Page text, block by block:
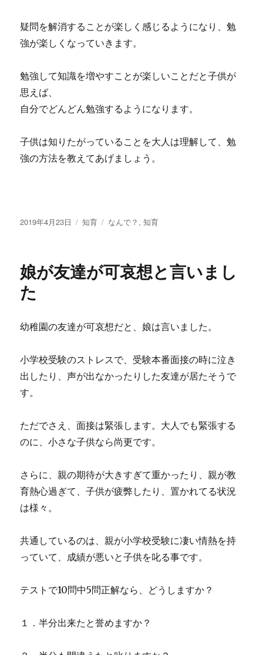
疑問を解消することが楽しく感じるようになり、勉
強が楽しくなっていきます。
勉強して知識を増やすことが楽しいことだと子供が
思えば、
自分でどんどん勉強するようになります。
子供は知りたがっていることを大人は理解して、勉
強の方法を教えてあげましょう。
投
2019年4月23日
カ
ー
知育
タ
なんで？ ,知育
娘が友達が可哀想と言いまし
た
幼稚園の友達が可哀想だと、娘は言いました。
小学校受験のストレスで、受験本番面接の時に泣き
出したり、声が出なかったりした友達が居たそうで
す。
ただでさえ、面接は緊張します。大人でも緊張する
のに、小さな子供なら尚更です。
さらに、親の期待が大きすぎて重かったり、親が教
育熱心過ぎて、子供が疲弊したり、置かれてる状況
は様々。
共通しているのは、親が小学校受験に凄い情熱を持
っていて、成績が悪いと子供を叱る事です。
テストで10問中5問正解なら、どうしますか？
１．半分出来たと誉めますか？